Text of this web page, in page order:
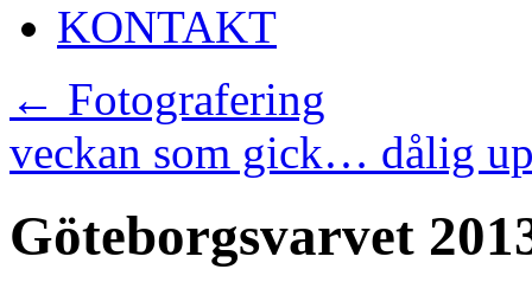
KONTAKT
← Fotografering
veckan som gick… dålig
Göteborgsvarvet